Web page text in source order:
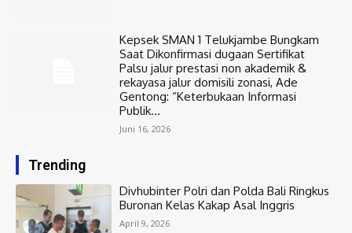
Kepsek SMAN 1 Telukjambe Bungkam
Saat Dikonfirmasi dugaan Sertifikat
Palsu jalur prestasi non akademik &
rekayasa jalur domisili zonasi, Ade
Gentong: “Keterbukaan Informasi
Publik...
Juni 16, 2026
Trending
Divhubinter Polri dan Polda Bali Ringkus
Buronan Kelas Kakap Asal Inggris
April 9, 2026